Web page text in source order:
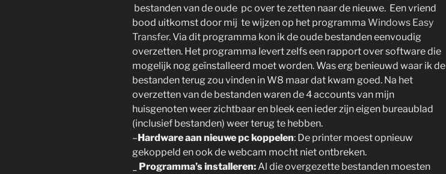
bestanden van de oude pc over te zetten naar de nieuwe. Een vriend
bood uitkomst door mij te wijzen op het programma Windows Easy
Transfer. Via dit programma kon ik de oude bestanden eenvoudig
overzetten. Het programma levert zelfs een rapport over software die
mogelijk nog geïnstalleerd moet worden. Was erg benieuwd waar ik de
bestanden terug zou vinden in W8 maar dat kwam goed. Na het
overzetten van de bestanden waren de 4 accounts van mijn
huisgenoten weer zichtbaar en bleek een ieder zijn eigen bureaublad
(inclusief bestanden) weer terug te hebben.
–Hardware aan nieuwe pc koppelen: De printer moest opnieuw
gekoppeld en ook de webcam mocht niet ontbreken.
Programma’s installeren: Al die overgezette bestanden moesten